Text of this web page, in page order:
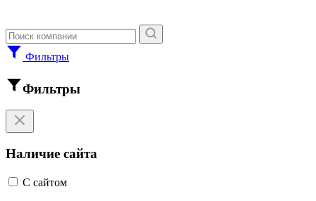
Фильтры
Фильтры
Наличие сайта
С сайтом